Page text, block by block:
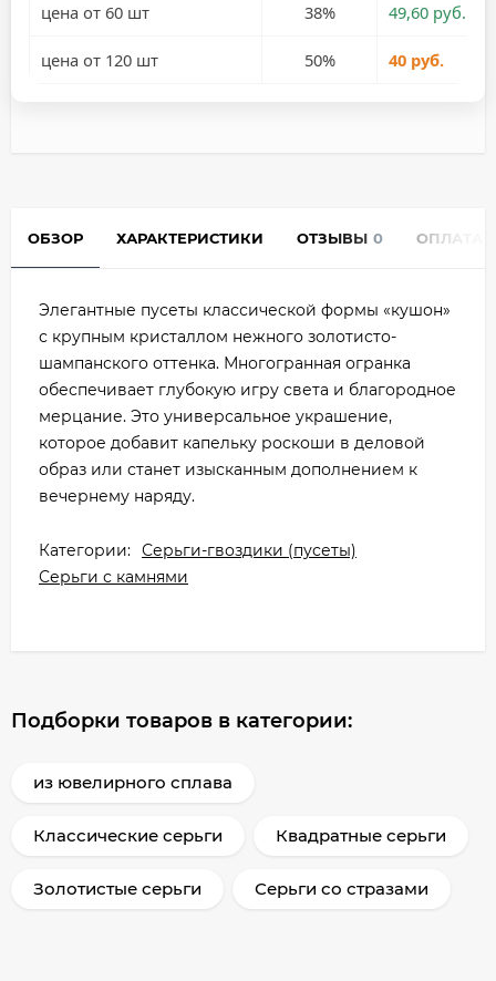
цена от 60 шт 38% 49,60 руб.
цена от 120 шт 50% 40 руб.
ОБЗОР ХАРАКТЕРИСТИКИ ОТЗЫВЫ 0 ОПЛАТА
Элегантные пусеты классической формы «кушон»
с крупным кристаллом нежного золотисто-
шампанского оттенка. Многогранная огранка
обеспечивает глубокую игру света и благородное
мерцание. Это универсальное украшение,
которое добавит капельку роскоши в деловой
образ или станет изысканным дополнением к
вечернему наряду.
Категории: Серьги-гвоздики (пусеты)
Серьги с камнями
Подборки товаров в категории:
из ювелирного сплава
Классические серьги Квадратные серьги
Золотистые серьги Серьги со стразами